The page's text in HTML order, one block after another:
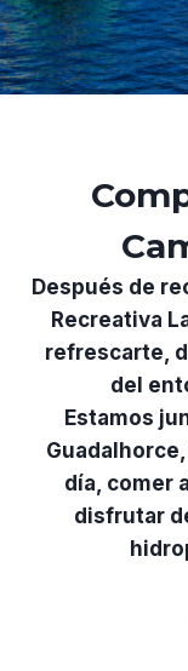
Después de
Recreativa
refrescarte,
del
Estamos
día, comer
disfrutar